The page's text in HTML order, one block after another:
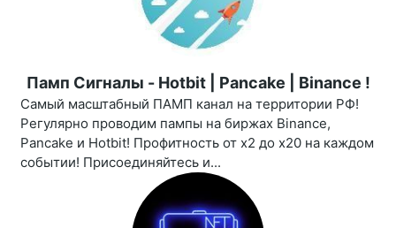
Памп Сигналы - Hotbit | Pancake | Binance !
Самый масштабный ПАМП канал на территории РФ!
Регулярно проводим пампы на биржах Binance,
Pancake и Hotbit! Профитность от х2 до х20 на каждом
событии! Присоединяйтесь и...